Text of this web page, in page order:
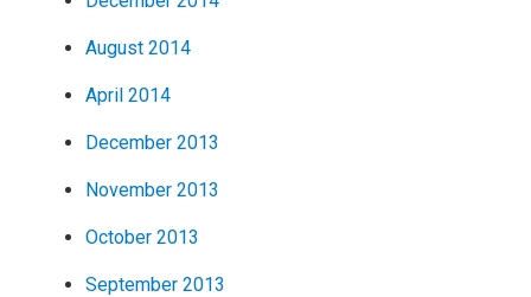
August 2014
April 2014
December 2013
November 2013
October 2013
September 2013